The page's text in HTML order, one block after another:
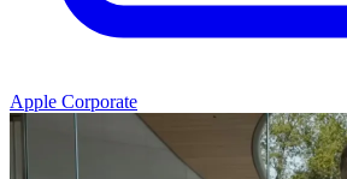
Apple Corporate